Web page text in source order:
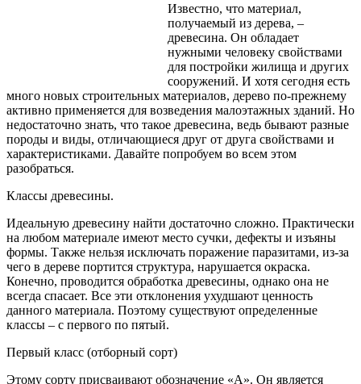
Известно, что материал,
получаемый из дерева, –
древесина. Он обладает
нужными человеку свойствами
для постройки жилища и других
сооружений. И хотя сегодня есть
много новых строительных материалов, дерево по-прежнему
активно применяется для возведения малоэтажных зданий. Но
недостаточно знать, что такое древесина, ведь бывают разные
породы и виды, отличающиеся друг от друга свойствами и
характеристиками. Давайте попробуем во всем этом
разобраться.
Классы древесины.
Идеальную древесину найти достаточно сложно. Практически
на любом материале имеют место сучки, дефекты и изъяны
формы. Также нельзя исключать поражение паразитами, из-за
чего в дереве портится структура, нарушается окраска.
Конечно, проводится обработка древесины, однако она не
всегда спасает. Все эти отклонения ухудшают ценность
данного материала. Поэтому существуют определенные
классы – с первого по пятый.
Первый класс (отборный сорт)
Этому сорту присваивают обозначение «А». Он является